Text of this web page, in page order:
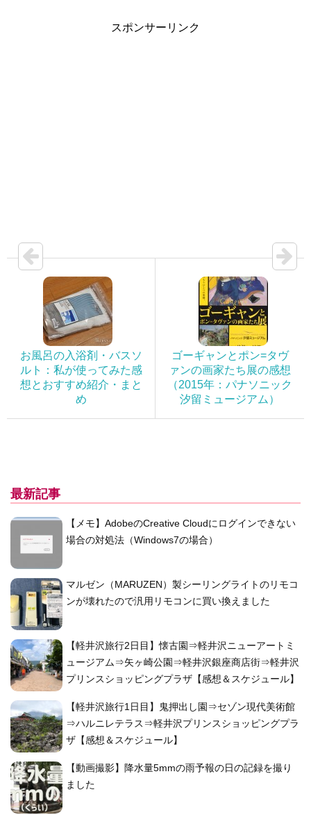
スポンサーリンク
お風呂の入浴剤・バスソ
ルト：私が使ってみた感
想とおすすめ紹介・まと
め
ゴーギャンとポン=タヴ
ァンの画家たち展の感想
（2015年：パナソニック
汐留ミュージアム）
最新記事
【メモ】AdobeのCreative Cloudにログインできない
場合の対処法（Windows7の場合）
マルゼン（MARUZEN）製シーリングライトのリモコ
ンが壊れたので汎用リモコンに買い換えました
【軽井沢旅行2日目】懐古園⇒軽井沢ニューアートミ
ュージアム⇒矢ヶ崎公園⇒軽井沢銀座商店街⇒軽井沢
プリンスショッピングプラザ【感想＆スケジュール】
【軽井沢旅行1日目】鬼押出し園⇒セゾン現代美術館
⇒ハルニレテラス⇒軽井沢プリンスショッピングプラ
ザ【感想＆スケジュール】
【動画撮影】降水量5mmの雨予報の日の記録を撮り
ました